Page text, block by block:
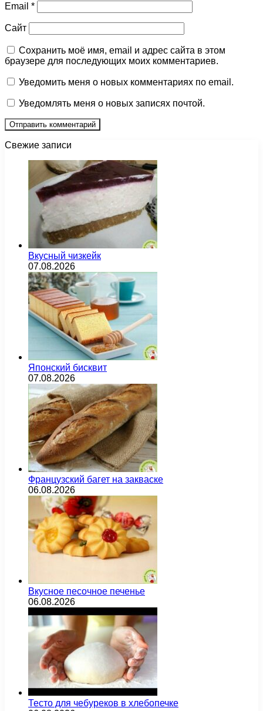
Email *
Сайт
Сохранить моё имя, email и адрес сайта в этом
браузере для последующих моих комментариев.
Уведомить меня о новых комментариях по email.
Уведомлять меня о новых записях почтой.
Свежие записи
Вкусный чизкейк
07.08.2026
Японский бисквит
07.08.2026
Французский багет на закваске
06.08.2026
Вкусное песочное печенье
06.08.2026
Тесто для чебуреков в хлебопечке